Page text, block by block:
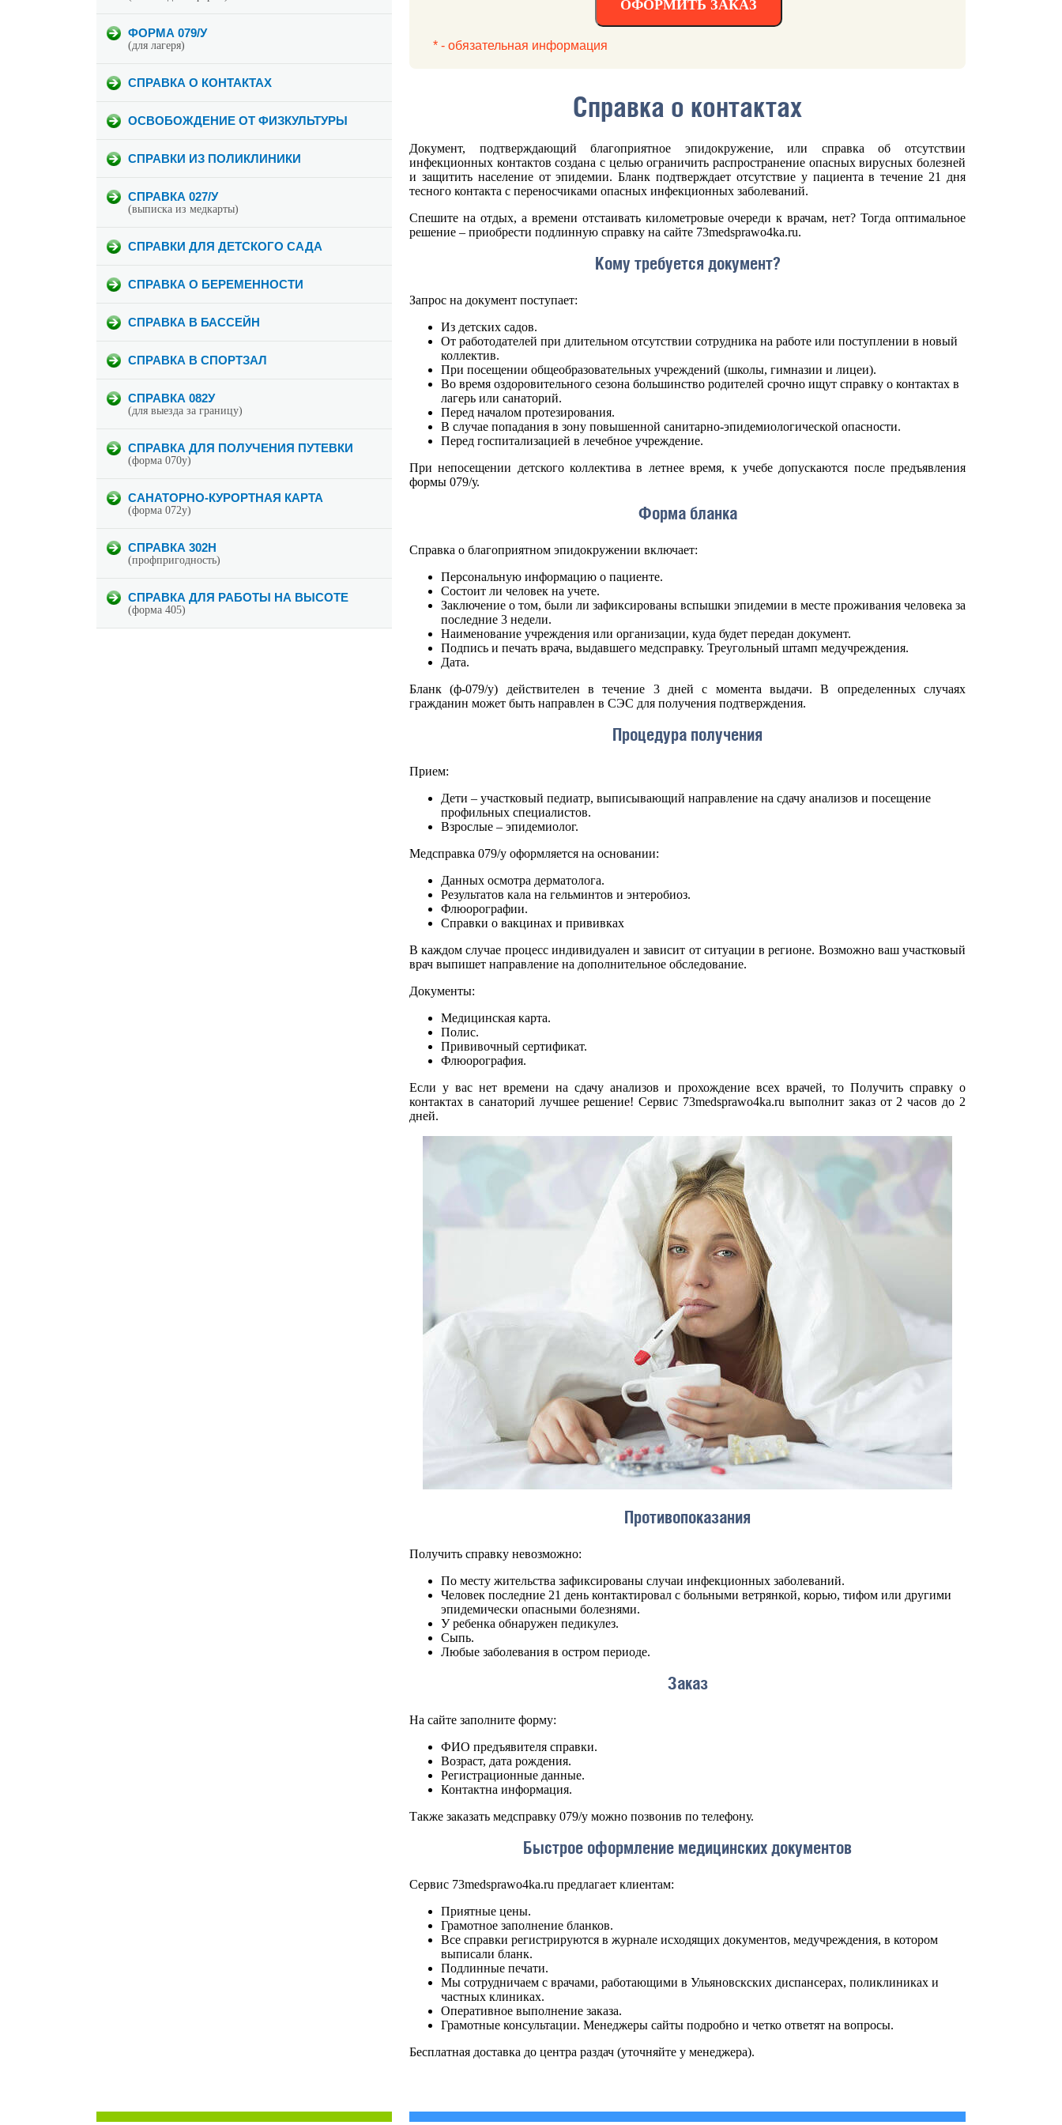
ФОРМА 079/У
(для лагеря)
СПРАВКА О КОНТАКТАХ
ОСВОБОЖДЕНИЕ ОТ ФИЗКУЛЬТУРЫ
СПРАВКИ ИЗ ПОЛИКЛИНИКИ
СПРАВКА 027/У
(выписка из медкарты)
СПРАВКИ ДЛЯ ДЕТСКОГО САДА
СПРАВКА О БЕРЕМЕННОСТИ
СПРАВКА В БАССЕЙН
СПРАВКА В СПОРТЗАЛ
СПРАВКА 082У
(для выезда за границу)
СПРАВКА ДЛЯ ПОЛУЧЕНИЯ ПУТЕВКИ
(форма 070у)
САНАТОРНО-КУРОРТНАЯ КАРТА
(форма 072у)
СПРАВКА 302Н
(профпригодность)
СПРАВКА ДЛЯ РАБОТЫ НА ВЫСОТЕ
(форма 405)
ОФОРМИТЬ ЗАКАЗ
* - обязательная информация
Справка о контактах
Документ, подтверждающий благоприятное эпидокружение, или справка об отсутствии
инфекционных контактов создана с целью ограничить распространение опасных вирусных болезней
и защитить население от эпидемии. Бланк подтверждает отсутствие у пациента в течение 21 дня
тесного контакта с переносчиками опасных инфекционных заболеваний.
Спешите на отдых, а времени отстаивать километровые очереди к врачам, нет? Тогда оптимальное
решение – приобрести подлинную справку на сайте 73medsprawo4ka.ru.
Кому требуется документ?
Запрос на документ поступает:
Из детских садов.
От работодателей при длительном отсутствии сотрудника на работе или поступлении в новый
коллектив.
При посещении общеобразовательных учреждений (школы, гимназии и лицеи).
Во время оздоровительного сезона большинство родителей срочно ищут справку о контактах в
лагерь или санаторий.
Перед началом протезирования.
В случае попадания в зону повышенной санитарно-эпидемиологической опасности.
Перед госпитализацией в лечебное учреждение.
При непосещении детского коллектива в летнее время, к учебе допускаются после предъявления
формы 079/у.
Форма бланка
Справка о благоприятном эпидокружении включает:
Персональную информацию о пациенте.
Состоит ли человек на учете.
Заключение о том, были ли зафиксированы вспышки эпидемии в месте проживания человека за
последние 3 недели.
Наименование учреждения или организации, куда будет передан документ.
Подпись и печать врача, выдавшего медсправку. Треугольный штамп медучреждения.
Дата.
Бланк (ф-079/у) действителен в течение 3 дней с момента выдачи. В определенных случаях
гражданин может быть направлен в СЭС для получения подтверждения.
Процедура получения
Прием:
Дети – участковый педиатр, выписывающий направление на сдачу анализов и посещение
профильных специалистов.
Взрослые – эпидемиолог.
Медсправка 079/у оформляется на основании:
Данных осмотра дерматолога.
Результатов кала на гельминтов и энтеробиоз.
Флюорографии.
Справки о вакцинах и прививках
В каждом случае процесс индивидуален и зависит от ситуации в регионе. Возможно ваш участковый
врач выпишет направление на дополнительное обследование.
Документы:
Медицинская карта.
Полис.
Прививочный сертификат.
Флюорография.
Если у вас нет времени на сдачу анализов и прохождение всех врачей, то Получить справку о
контактах в санаторий лучшее решение! Сервис 73medsprawo4ka.ru выполнит заказ от 2 часов до 2
дней.
Противопоказания
Получить справку невозможно:
По месту жительства зафиксированы случаи инфекционных заболеваний.
Человек последние 21 день контактировал с больными ветрянкой, корью, тифом или другими
эпидемически опасными болезнями.
У ребенка обнаружен педикулез.
Сыпь.
Любые заболевания в остром периоде.
Заказ
На сайте заполните форму:
ФИО предъявителя справки.
Возраст, дата рождения.
Регистрационные данные.
Контактна информация.
Также заказать медсправку 079/у можно позвонив по телефону.
Быстрое оформление медицинских документов
Сервис 73medsprawo4ka.ru предлагает клиентам:
Приятные цены.
Грамотное заполнение бланков.
Все справки регистрируются в журнале исходящих документов, медучреждения, в котором
выписали бланк.
Подлинные печати.
Мы сотрудничаем с врачами, работающими в Ульяновскских диспансерах, поликлиниках и
частных клиниках.
Оперативное выполнение заказа.
Грамотные консультации. Менеджеры сайты подробно и четко ответят на вопросы.
Бесплатная доставка до центра раздач (уточняйте у менеджера).